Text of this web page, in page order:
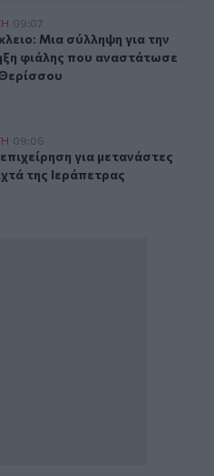
την έκρηξη φιάλης που
09:07
Μια σύλληψη για την
Μια σύλληψη για την
φιάλης που αναστάτωσε
ανοιχτά της Ιεράπετρας
09:06
για μετανάστες
για μετανάστες
της Ιεράπετρας